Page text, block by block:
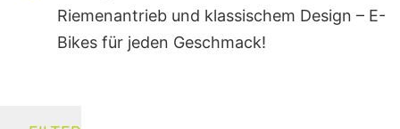
Riemenantrieb und klassischem Design – E-
Bikes für jeden Geschmack!